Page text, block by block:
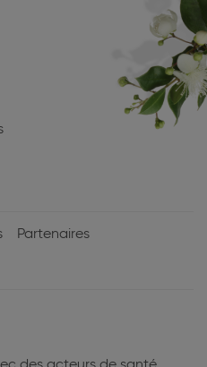
Partenaires